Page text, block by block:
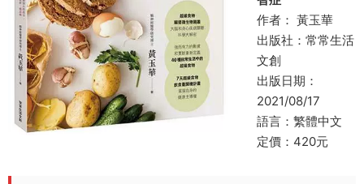
作者： 黃玉華
出版社：常常生活
文創
出版日期：
2021/08/17
語言：繁體中文
定價：420元